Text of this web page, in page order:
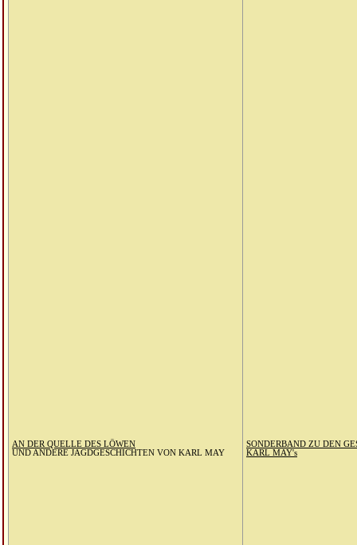
AN DER QUELLE DES LÖWEN
UND ANDERE JAGDGESCHICHTEN VON KARL MAY
SONDERBAND ZU DEN
KARL MAY's